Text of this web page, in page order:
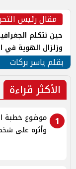
مقال رئيس
حين تتكلم
وزلزال الهوية في
بقلم ياسر بركات
الأكثر قراءة
1
موضوع خطبة
وأثره على